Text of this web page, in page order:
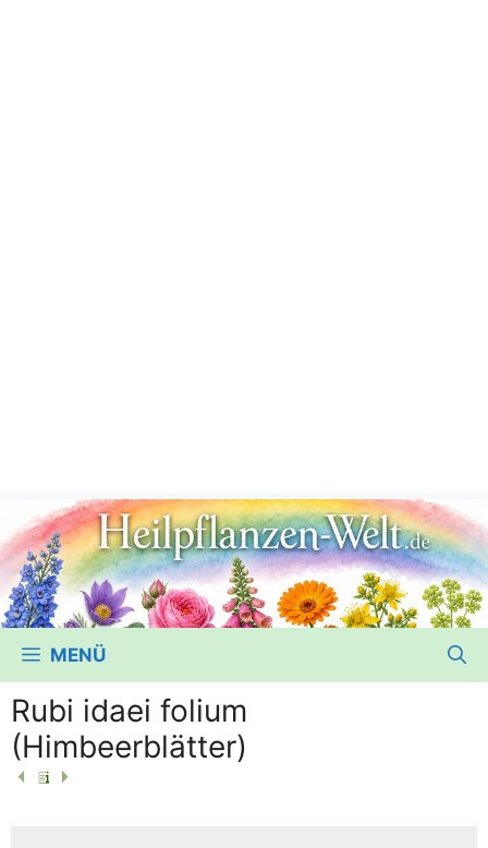
MENÜ
Rubi idaei folium
(Himbeerblätter)